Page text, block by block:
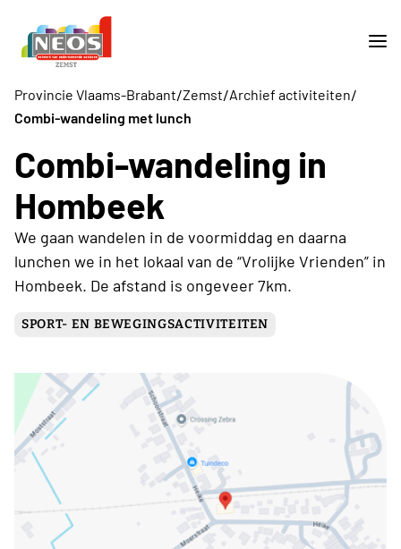
Provincie Vlaams-Brabant/Zemst/Archief activiteiten/
Combi-wandeling met lunch
Combi-wandeling in
Hombeek
We gaan wandelen in de voormiddag en daarna
lunchen we in het lokaal van de “Vrolijke Vrienden” in
Hombeek. De afstand is ongeveer 7km.
SPORT- EN BEWEGINGSACTIVITEITEN